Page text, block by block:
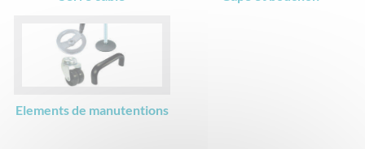
Elements de manutentions